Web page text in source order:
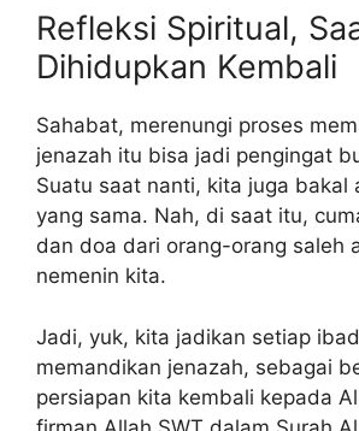
Refleksi Spiritual,
Dihidupkan Kembali
Sahabat, merenungi proses
jenazah itu bisa jadi pengingat
Suatu saat nanti, kita juga bakal
yang sama. Nah, di saat itu,
dan doa dari orang-orang saleh
nemenin kita.
Jadi, yuk, kita jadikan setiap
memandikan jenazah, sebagai
persiapan kita kembali kepada